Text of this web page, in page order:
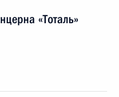
«Тоталь»